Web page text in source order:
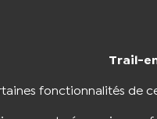
Trail-
fonctionnalités de